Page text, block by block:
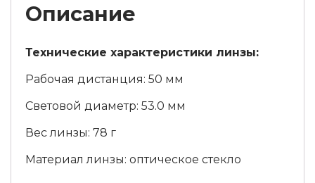
Описание
Технические характеристики линзы:
Рабочая дистанция: 50 мм
Световой диаметр: 53.0 мм
Вес линзы: 78 г
Материал линзы: оптическое стекло